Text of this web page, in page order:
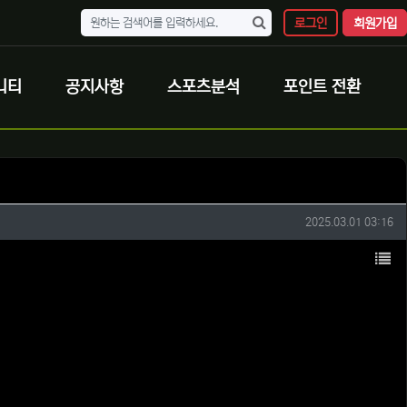
로그인 회원가입
티 공지사항 스포츠분석 포인트 전환
작성일
2025.03.01 03:16
목